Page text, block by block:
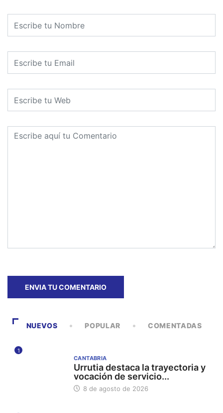
NUEVOS POPULAR COMENTADAS
1
CANTABRIA
Urrutia destaca la trayectoria y
vocación de servicio...
8 de agosto de 2026